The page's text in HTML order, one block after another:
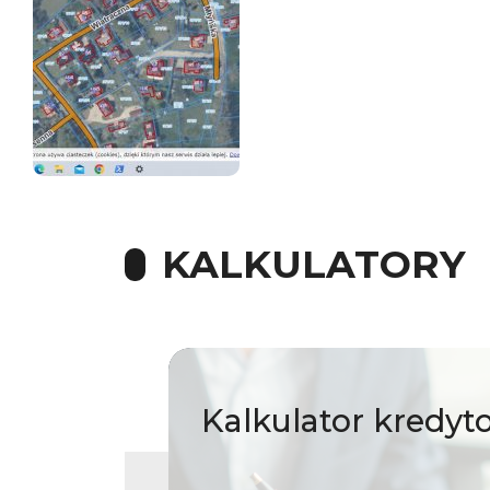
KALKULATORY
Kalkulator